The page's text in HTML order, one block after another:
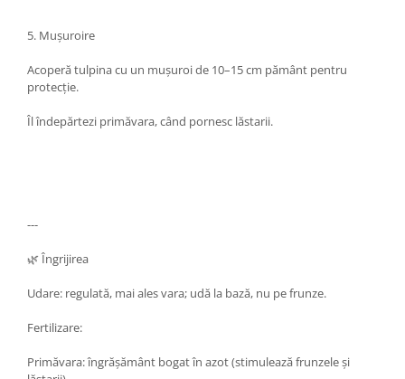
5. Mușuroire
Acoperă tulpina cu un mușuroi de 10–15 cm pământ pentru
protecție.
Îl îndepărtezi primăvara, când pornesc lăstarii.
---
🌿 Îngrijirea
Udare: regulată, mai ales vara; udă la bază, nu pe frunze.
Fertilizare:
Primăvara: îngrășământ bogat în azot (stimulează frunzele și